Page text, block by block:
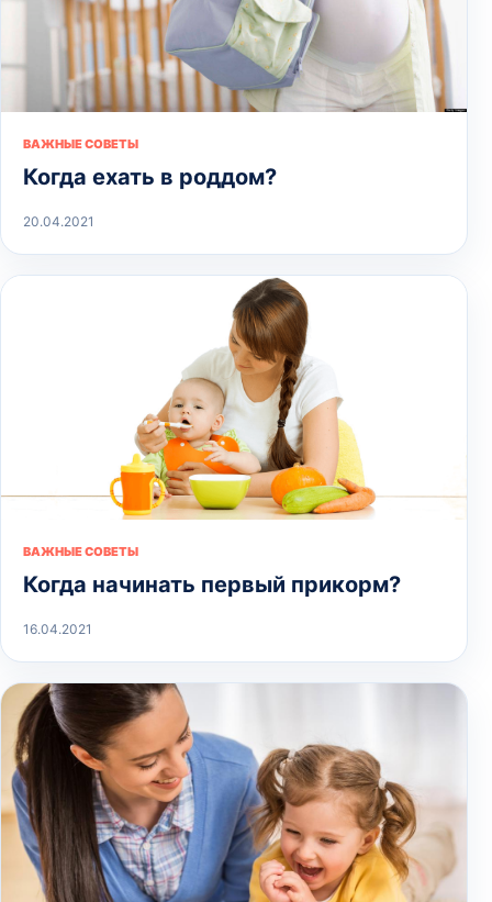
ВАЖНЫЕ СОВЕТЫ
Когда ехать в роддом?
20.04.2021
ВАЖНЫЕ СОВЕТЫ
Когда начинать первый прикорм?
16.04.2021